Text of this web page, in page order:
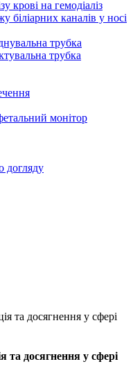
крові на гемодіаліз
біліарних каналів у носі
трубка
трубка
монітор
догляду
та досягнення у сфері